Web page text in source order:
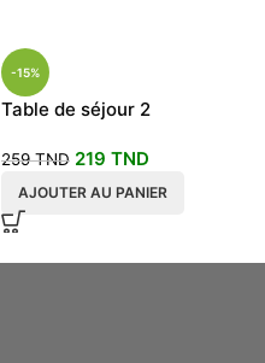
-15%
Table de séjour 2
259TND 219 TND
AJOUTER AU PANIER